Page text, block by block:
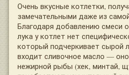
Очень вкусные котлетки,
замечательными даже из
Благодаря добавлению смеси
лука у котлет нет
который подчеркивает сырой
входит сливочное масло —
нежирной рыбы (хек, минтай,